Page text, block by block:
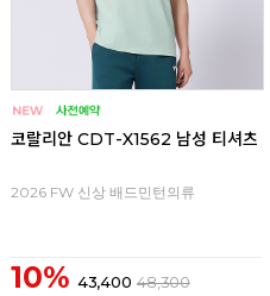
코랄리안 CDT-X1562 남성 티셔츠
2026 FW 신상 배드민턴의류
10% 43,400 48,300